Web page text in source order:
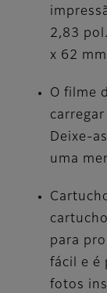
2,83
x 62
O filme
Deixe-
uma
para
fácil e é
fotos